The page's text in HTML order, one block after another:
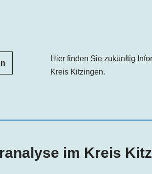
Hier finden Sie zukünftig
Kreis Kitzingen.
im Kreis